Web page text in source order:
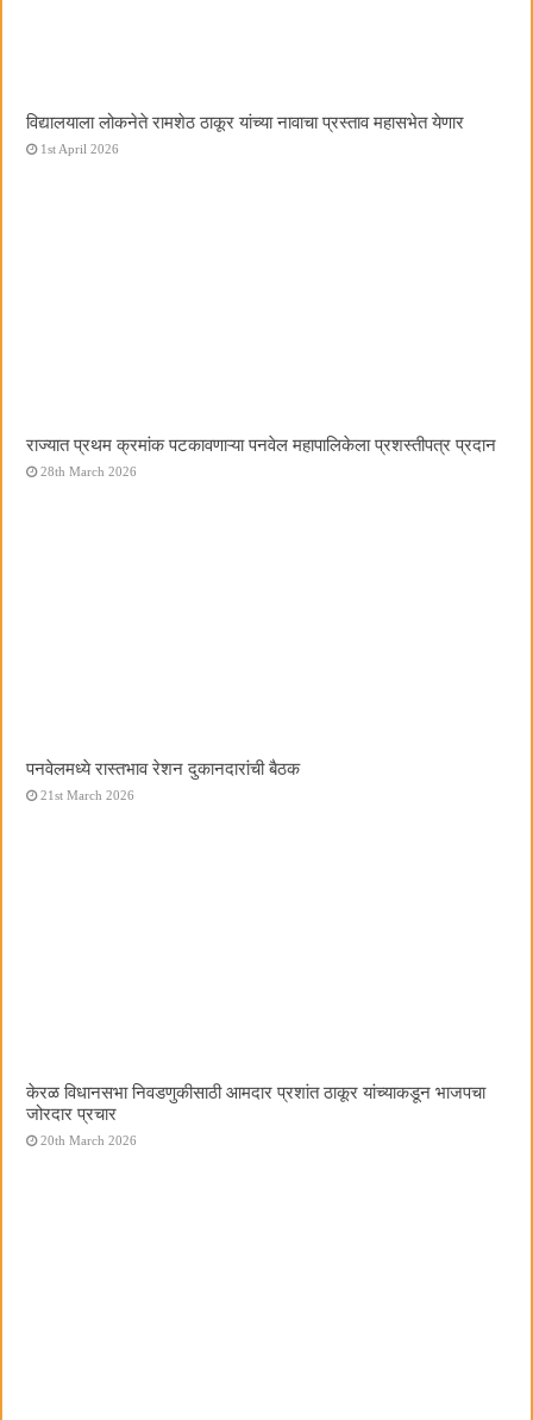
विद्यालयाला लोकनेते रामशेठ ठाकूर यांच्या नावाचा प्रस्ताव महासभेत येणार
1st April 2026
राज्यात प्रथम क्रमांक पटकावणाऱ्या पनवेल महापालिकेला प्रशस्तीपत्र प्रदान
28th March 2026
पनवेलमध्ये रास्तभाव रेशन दुकानदारांची बैठक
21st March 2026
केरळ विधानसभा निवडणुकीसाठी आमदार प्रशांत ठाकूर यांच्याकडून भाजपचा
जोरदार प्रचार
20th March 2026